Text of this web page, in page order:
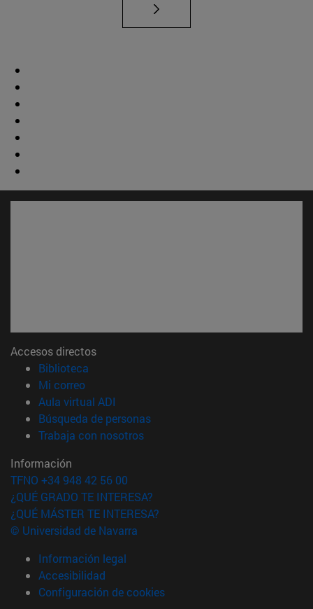
Accesos directos
Biblioteca
Mi correo(abre en nueva ventana)
Aula virtual ADI
Búsqueda de personas(abre en nueva ventana)
Trabaja con nosotros(abre en nueva ventana)
Información
TFNO +34 948 42 56 00
¿QUÉ GRADO TE INTERESA?
¿QUÉ MÁSTER TE INTERESA?
© Universidad de Navarra
Información legal
Accesibilidad
Configuración de cookies